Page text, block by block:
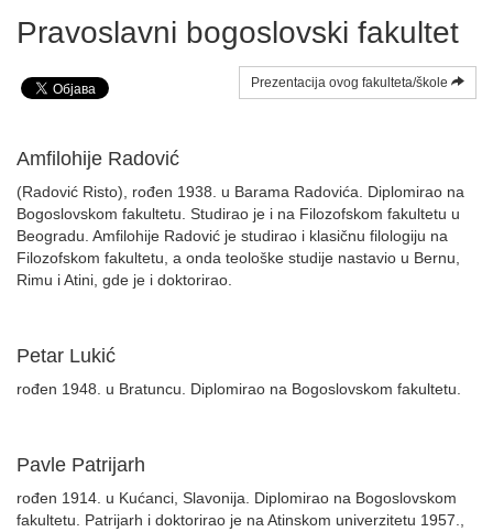
Pravoslavni bogoslovski fakultet
Prezentacija ovog fakulteta/škole
Amfilohije Radović
(Radović Risto), rođen 1938. u Barama Radovića. Diplomirao na
Bogoslovskom fakultetu. Studirao je i na Filozofskom fakultetu u
Beogradu. Amfilohije Radović je studirao i klasičnu filologiju na
Filozofskom fakultetu, a onda teološke studije nastavio u Bernu,
Rimu i Atini, gde je i doktorirao.
Petar Lukić
rođen 1948. u Bratuncu. Diplomirao na Bogoslovskom fakultetu.
Pavle Patrijarh
rođen 1914. u Kućanci, Slavonija. Diplomirao na Bogoslovskom
fakultetu. Patrijarh i doktorirao je na Atinskom univerzitetu 1957.,